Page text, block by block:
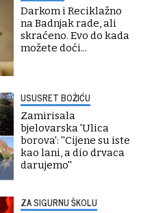
Darkom i Reciklažno
na Badnjak rade, ali
skraćeno. Evo do kada
možete doći...
USUSRET BOŽIĆU
Zamirisala
bjelovarska 'Ulica
borova': ''Cijene su iste
kao lani, a dio drvaca
darujemo''
ZA SIGURNU ŠKOLU